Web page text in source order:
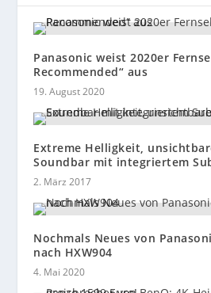
Panasonic weist 2020er
Recommended“ aus
19. August 2020
Extreme Helligkeit,
Soundbar mit integriertem
2. März 2017
Nochmals Neues von
nach HXW904
4. Mai 2020